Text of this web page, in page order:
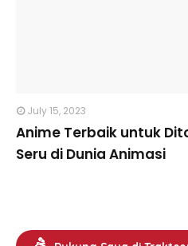
July 15, 2023
Anime Terbaik untuk
Seru di Dunia Animasi